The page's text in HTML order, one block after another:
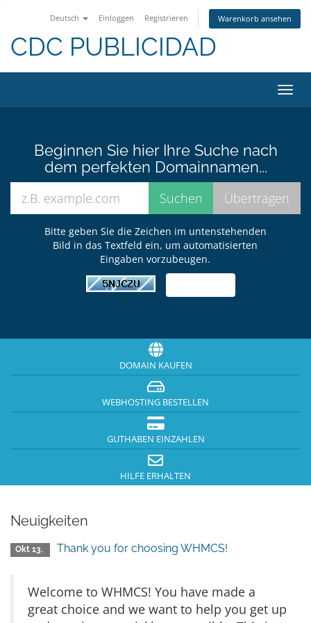
Deutsch Einloggen Registrieren Warenkorb ansehen
CDC PUBLICIDAD
ein-/
Beginnen Sie hier Ihre Suche nach
dem perfekten Domainnamen...
Bitte geben Sie die Zeichen im untenstehenden
Bild in das Textfeld ein, um automatisierten
Eingaben vorzubeugen.
DOMAIN KAUFEN
WEBHOSTING BESTELLEN
GUTHABEN EINZAHLEN
HILFE ERHALTEN
Neuigkeiten
Okt 13. Thank you for choosing WHMCS!
Welcome to WHMCS! You have made a
great choice and we want to help you get up